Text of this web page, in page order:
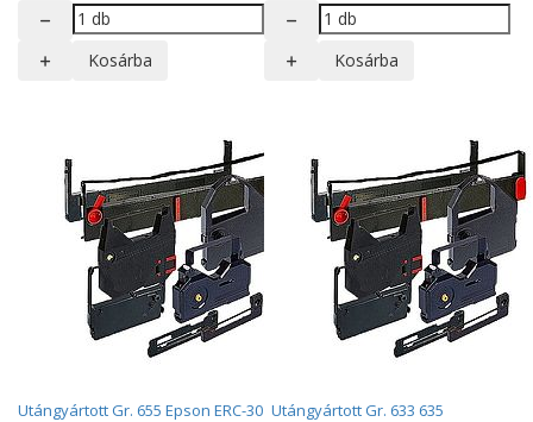
Kosárba Kosárba
Utángyártott Gr. 655 Epson ERC-30 Utángyártott Gr. 633 635